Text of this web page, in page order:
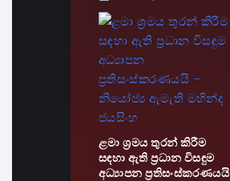
ළමා ශ්‍රමය තුරන් කිරීම
සඳහා ඇති ප්‍රධාන විසඳුම
අධ්‍යාපන ප්‍රතිසංස්කරණයයි